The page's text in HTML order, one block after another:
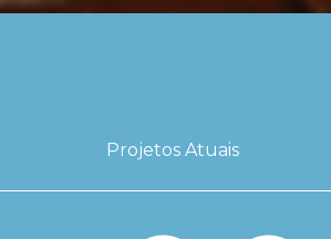
Projetos Atuais